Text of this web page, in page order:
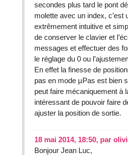
secondes plus tard le pont
molette avec un index, c’est
extrêmement intuitive et
de conserver le clavier et
messages et effectuer des
le réglage du 0 ou
En effet la finesse de
pas en mode µPas est bien
peut faire mécaniquement à
intéressant de pouvoir faire
ajuster la position de sortie.
18 mai 2014, 18:50, par
Bonjour Jean Luc,